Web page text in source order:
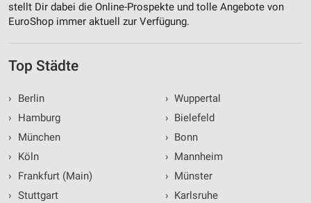
stellt Dir dabei die Online-Prospekte und tolle Angebote von
EuroShop immer aktuell zur Verfügung.
Top Städte
›
Berlin
›
Hamburg
›
München
›
Köln
›
Frankfurt (Main)
› Stuttgart
› Wuppertal
› Bielefeld
› Bonn
› Mannheim
› Münster
› Karlsruhe